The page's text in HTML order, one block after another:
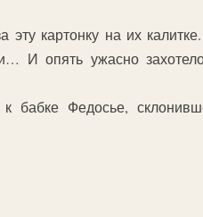
картонку на их
И опять ужасно
бабке Федосье,